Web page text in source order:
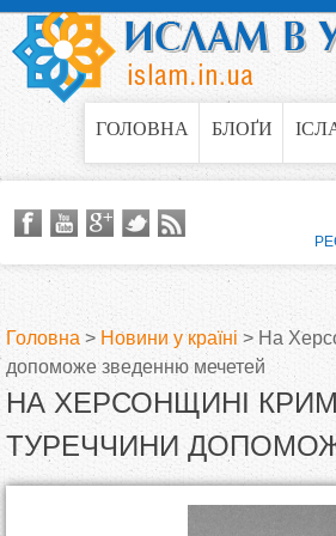
Jump to
ГОЛОВНА БЛОҐИ
В
и
є
Головна > Новини у країні > На
допоможе зведенню мечетей
НА ХЕРСОНЩИНІ
ТУРЕЧЧИНИ